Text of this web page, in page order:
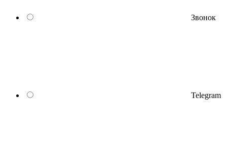
Звонок
Telegram